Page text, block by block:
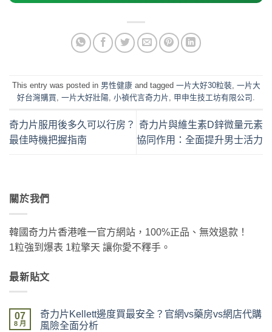
This entry was posted in 男性健康and tagged 一片大好30粒裝, 一片大
好台灣購買, 一片大好壯陽, 小禎代言奇力片, 甲申生技工坊有限公司 .
奇力片服用後多久可以行房？
最佳時機把握指南
奇力片與維生素D鋅微量元素
協同作用：全面提升男士活力
關於我們
韓國奇力片香港唯一官方網站，100%正品、無效退款！
1粒強到爆表 1粒擎天 讓你愛不釋手。
最新貼文
07
8 月
奇力片Kellett邊度買最安全？官網vs藥房vs網店代購
風險全面分析